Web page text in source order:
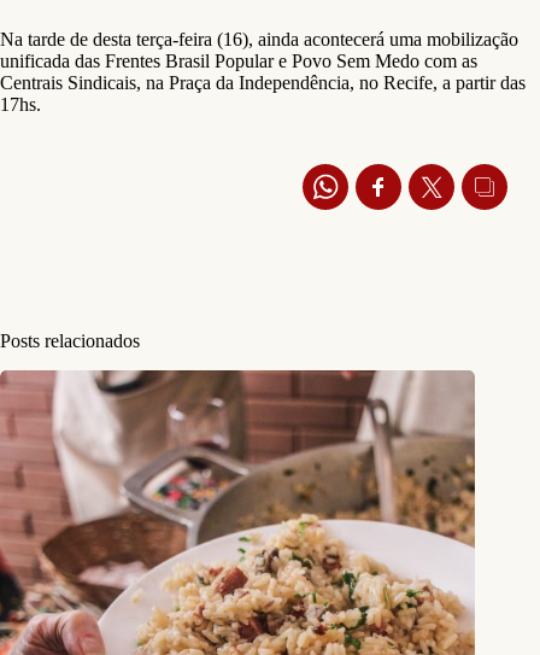
Na tarde de desta terça-feira (16), ainda acontecerá uma mobilização
unificada das Frentes Brasil Popular e Povo Sem Medo com as
Centrais Sindicais, na Praça da Independência, no Recife, a partir das
17hs.
Posts relacionados